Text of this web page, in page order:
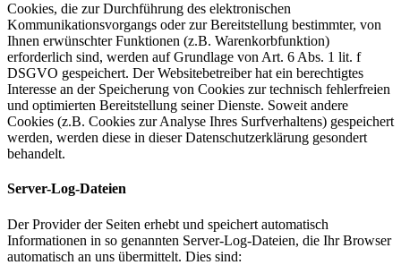
Cookies, die zur Durchführung des elektronischen
Kommunikationsvorgangs oder zur Bereitstellung bestimmter, von
Ihnen erwünschter Funktionen (z.B. Warenkorbfunktion)
erforderlich sind, werden auf Grundlage von Art. 6 Abs. 1 lit. f
DSGVO gespeichert. Der Websitebetreiber hat ein berechtigtes
Interesse an der Speicherung von Cookies zur technisch fehlerfreien
und optimierten Bereitstellung seiner Dienste. Soweit andere
Cookies (z.B. Cookies zur Analyse Ihres Surfverhaltens) gespeichert
werden, werden diese in dieser Datenschutzerklärung gesondert
behandelt.
Server-Log-Dateien
Der Provider der Seiten erhebt und speichert automatisch
Informationen in so genannten Server-Log-Dateien, die Ihr Browser
automatisch an uns übermittelt. Dies sind: